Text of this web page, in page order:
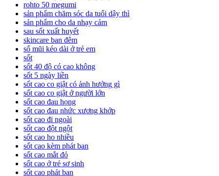
rohto 50 megumi
sản phẩm chăm sóc da tuổi dậy thì
sản phẩm cho da nhạy cảm
sau sốt xuất huyết
skincare ban đêm
sổ mũi kéo dài ở trẻ em
sốt
sốt 40 độ có cao không
sốt 5 ngày liền
sốt cao co giật có ảnh hưởng gì
sốt cao co giật ở người lớn
sốt cao đau họng
sốt cao đau nhức xương khớp
sốt cao đi ngoài
sốt cao đột ngột
sốt cao ho nhiều
sốt cao kèm phát ban
sốt cao mắt đỏ
sốt cao ở trẻ sơ sinh
sốt cao phát ban